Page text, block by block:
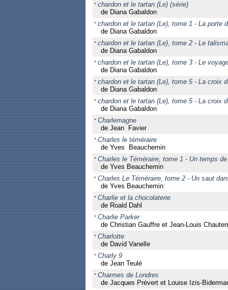
chardon et le tartan (Le) (série)
de Diana Gabaldon
chardon et le tartan (Le), tome 1 - La porte
de Diana Gabaldon
chardon et le tartan (Le), tome 2 - Le
de Diana Gabaldon
chardon et le tartan (Le), tome 3 - Le
de Diana Gabaldon
chardon et le tartan (Le), tome 5 - La croix
de Diana Gabaldon
chardon et le tartan (Le), tome 5 - La croix
de Diana Gabaldon
Charlemagne
de Jean Favier
Charles le téméraire
de Yves Beauchemin
Charles le Téméraire, tome 1 - Un temps
de Yves Beauchemin
Charles Le Téméraire, tome 2 - Un saut
de Yves Beauchemin
Charlie et la chocolaterie
de Roald Dahl
Charlie Parker
de Christian Gauffre et Jean-Louis
Charlotte
de David Vanelle
Charly 9
de Jean Teulé
Charmes de Londres
de Jacques Prévert et Louise Izis-